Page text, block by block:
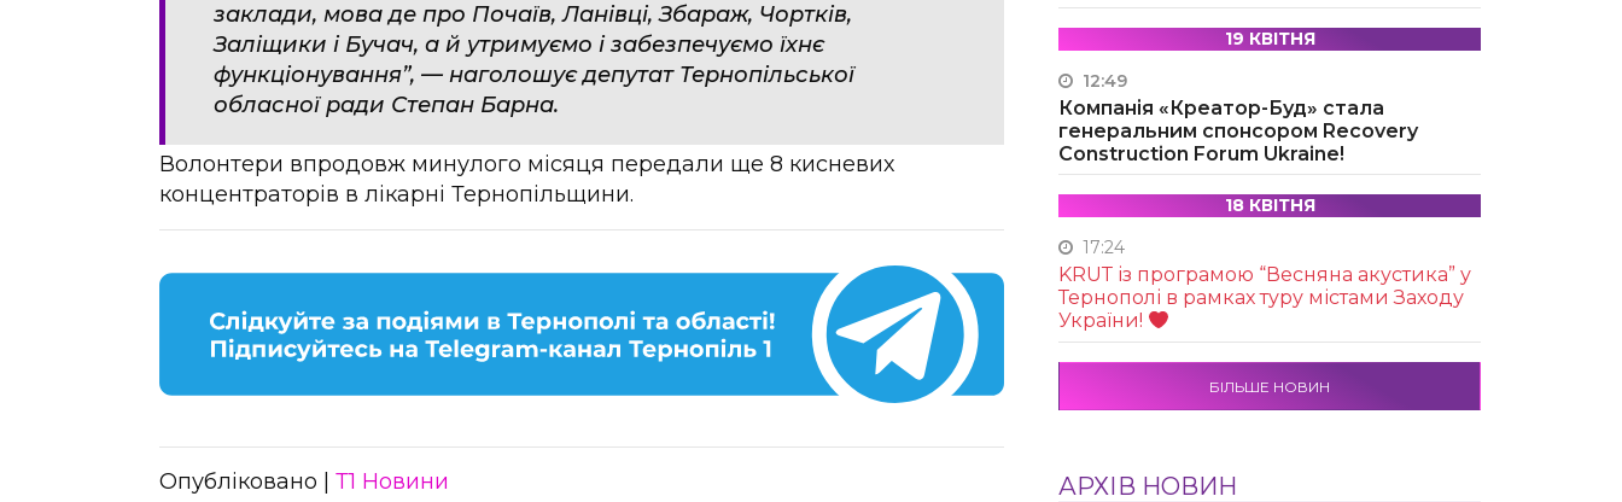
заклади, мова де про Почаїв, Ланівці, Збараж, Чортків,
Заліщики і Бучач, а й утримуємо і забезпечуємо їхнє
функціонування”, — наголошує депутат Тернопільської
обласної ради Степан Барна.
Волонтери впродовж минулого місяця передали ще 8 кисневих
концентраторів в лікарні Тернопільщини.
Опубліковано | Т1 Новини
19 КВІТНЯ
12:49
Компанія «Креатор-Буд» стала
генеральним спонсором Recovery
Construction Forum Ukraine!
18 КВІТНЯ
17:24
KRUТ із програмою “Весняна акустика” у
Тернополі в рамках туру містами Заходу
України!
БІЛЬШЕ НОВИН
АРХІВ НОВИН